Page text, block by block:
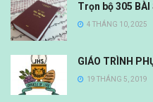
Trọn bộ 305 BÀI
4 THÁNG 10, 2025
GIÁO TRÌNH
19 THÁNG 5, 2019